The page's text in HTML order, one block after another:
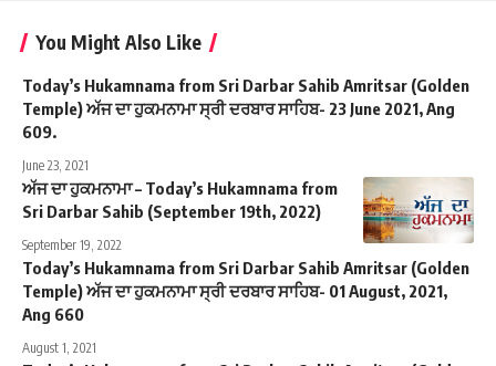
You Might Also Like
Today’s Hukamnama from Sri Darbar Sahib Amritsar (Golden
Temple) ਅੱਜ ਦਾ ਹੁਕਮਨਾਮਾ ਸ੍ਰੀ ਦਰਬਾਰ ਸਾਹਿਬ- 23 June 2021, Ang
609.
June 23, 2021
ਅੱਜ ਦਾ ਹੁਕਮਨਾਮਾ – Today’s Hukamnama from
Sri Darbar Sahib (September 19th, 2022)
September 19, 2022
Today’s Hukamnama from Sri Darbar Sahib Amritsar (Golden
Temple) ਅੱਜ ਦਾ ਹੁਕਮਨਾਮਾ ਸ੍ਰੀ ਦਰਬਾਰ ਸਾਹਿਬ- 01 August, 2021,
Ang 660
August 1, 2021